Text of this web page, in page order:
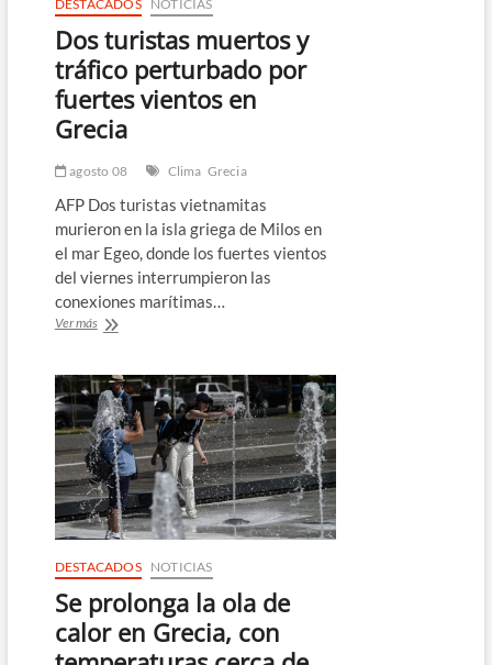
DESTACADOS NOTICIAS
Dos turistas muertos y
tráfico perturbado por
fuertes vientos en
Grecia
agosto 08 Clima Grecia
AFP Dos turistas vietnamitas
murieron en la isla griega de Milos en
el mar Egeo, donde los fuertes vientos
del viernes interrumpieron las
conexiones marítimas…
Ver másDos
y
tráfico
perturbado
por
fuertes
vientos
en
Grecia
DESTACADOS NOTICIAS
Se prolonga la ola de
calor en Grecia, con